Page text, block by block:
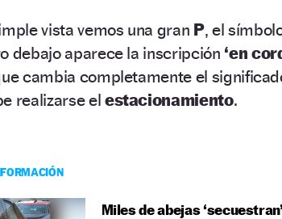
vista vemos una gran P, el
debajo aparece la inscripción ‘en
cambia completamente el
realizarse elestacionamiento.
Miles de abejas